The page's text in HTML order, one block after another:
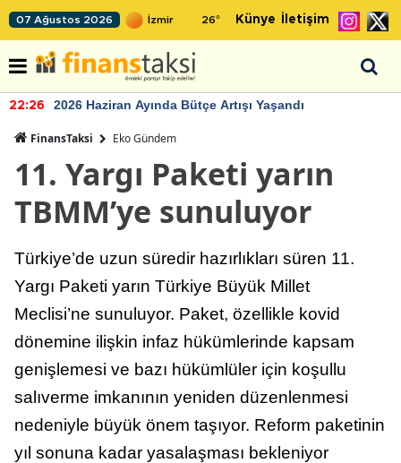
07 Ağustos 2026 26° Künye İletişim
22:26 2026 Haziran Ayında Bütçe Artışı Yaşandı
FinansTaksi Eko Gündem
11. Yargı Paketi yarın
TBMM’ye sunuluyor
Türkiye’de uzun süredir hazırlıkları süren 11.
Yargı Paketi yarın Türkiye Büyük Millet
Meclisi’ne sunuluyor. Paket, özellikle kovid
dönemine ilişkin infaz hükümlerinde kapsam
genişlemesi ve bazı hükümlüler için koşullu
salıverme imkanının yeniden düzenlenmesi
nedeniyle büyük önem taşıyor. Reform paketinin
yıl sonuna kadar yasalaşması bekleniyor